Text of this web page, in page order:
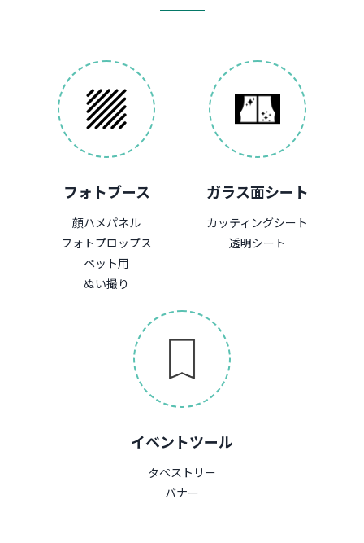
フォトブース
顔ハメパネル
フォトプロップス
ペット用
ぬい撮り
ガラス面シート
カッティングシート
透明シート
イベントツール
タペストリー
バナー